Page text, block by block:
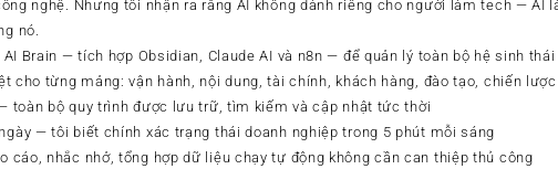
nghệ. Nhưng tôi nhận ra rằng AI không dành riêng cho người làm tech — AI
nó.
Brain — tích hợp Obsidian, Claude AI và n8n — để quản lý toàn bộ hệ sinh thái
cho từng mảng: vận hành, nội dung, tài chính, khách hàng, đào tạo, chiến lược
toàn bộ quy trình được lưu trữ, tìm kiếm và cập nhật tức thời
— tôi biết chính xác trạng thái doanh nghiệp trong 5 phút mỗi sáng
cáo, nhắc nhở, tổng hợp dữ liệu chạy tự động không cần can thiệp thủ công